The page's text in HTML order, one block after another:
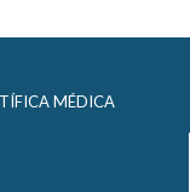
MÉDICA